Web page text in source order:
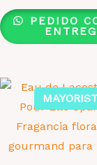
PEDIDO